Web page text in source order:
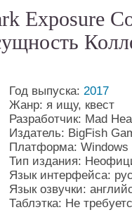
Exposure
Год выпуска: 2017
Жанр: я ищу, квест
Разработчик: Mad
Издатель: BigFish
Платформа: Windows
Тип издания:
Язык интерфейса:
Язык озвучки:
Таблэтка: Не